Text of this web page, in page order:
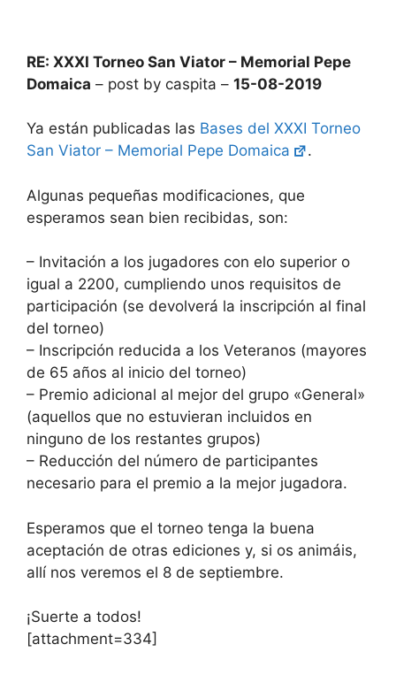
RE: XXXI Torneo San Viator – Memorial Pepe
Domaica – post by caspita – 15-08-2019
Ya están publicadas las Bases del XXXI Torneo
San Viator – Memorial Pepe Domaica
.
Algunas pequeñas modificaciones, que
esperamos sean bien recibidas, son:
– Invitación a los jugadores con elo superior o
igual a 2200, cumpliendo unos requisitos de
participación (se devolverá la inscripción al final
del torneo)
– Inscripción reducida a los Veteranos (mayores
de 65 años al inicio del torneo)
– Premio adicional al mejor del grupo «General»
(aquellos que no estuvieran incluidos en
ninguno de los restantes grupos)
– Reducción del número de participantes
necesario para el premio a la mejor jugadora.
Esperamos que el torneo tenga la buena
aceptación de otras ediciones y, si os animáis,
allí nos veremos el 8 de septiembre.
¡Suerte a todos!
[attachment=334]